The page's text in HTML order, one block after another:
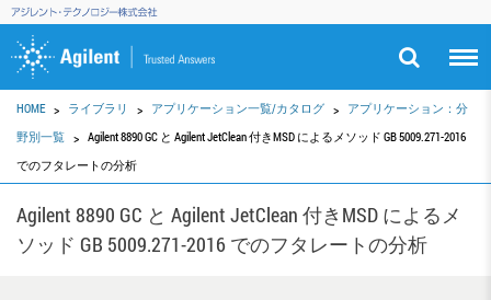
HOME ライブラリ アプリケーション一覧/カタログ
アプリケーション：分
野別一覧
Agilent 8890 GC と Agilent JetClean 付きMSD によるメソッド GB 5009.271-2016
でのフタレートの分析
Agilent 8890 GC と Agilent JetClean 付きMSD によるメ
ソッド GB 5009.271-2016 でのフタレートの分析